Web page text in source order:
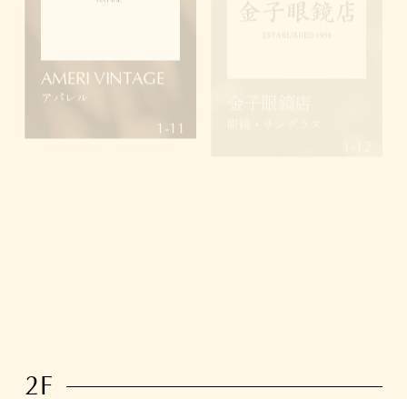
1-11
2F